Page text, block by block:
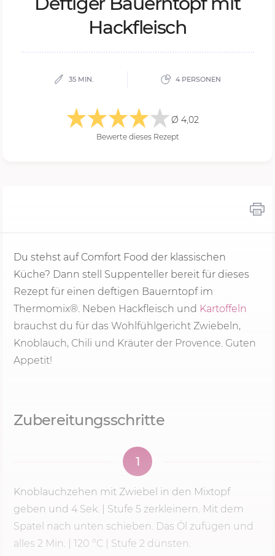
Hack­fleisch
35 MIN. 4 PERSONEN
Ø 4,02
Bewerte dieses Rezept
Du stehst auf Comfort Food der klassischen
Küche? Dann stell Suppenteller bereit für dieses
Rezept für einen deftigen Bauerntopf im
Thermomix®. Neben Hackfleisch und Kartoffeln
brauchst du für das Wohlfühlgericht Zwiebeln,
Knoblauch, Chili und Kräuter der Provence. Guten
Appetit!
Zubereitungsschritte
1
Knoblauchzehen mit Zwiebel in den Mixtopf
geben und 4 Sek. Stufe 5 zerkleinern. Mit dem
Spatel nach unten schieben. Das Öl zufügen und
alles 2 Min. 120 °C | Stufe 2 dünsten.